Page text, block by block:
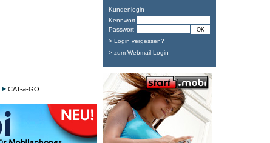
CAT-a-GO
Kundenlogin
Kennwort
Passwort
> Login vergessen?
> zum Webmail Login